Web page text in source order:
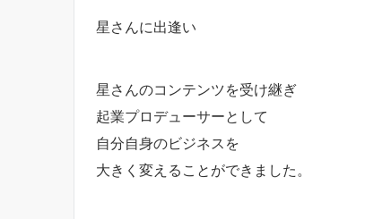
星さんに出逢い
星さんのコンテンツを受け継ぎ
起業プロデューサーとして
自分自身のビジネスを
大きく変えることができました。